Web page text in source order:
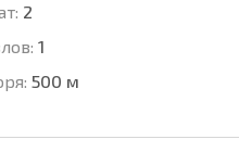
2
1
500 м